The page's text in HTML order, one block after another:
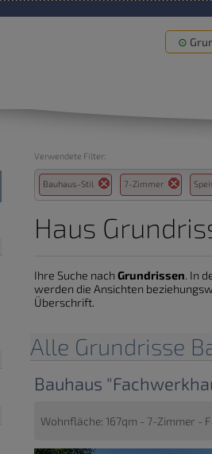
Verwendete Filter:
Bauhaus-Stil 7-Zimmer
Haus
Ihre Suche nach Grundrissen. In
werden die Ansichten
Überschrift.
Alle Grundrisse
Bauhaus
Wohnfläche: 167qm - 7-Zimmer -